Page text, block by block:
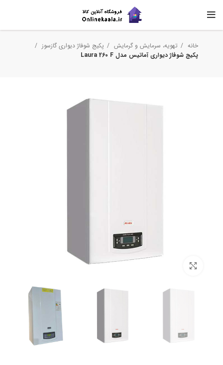
خانه تهویه، سرمایش و گرمایش
پکیج شوفاژ دیواری گازسوز
پکیج شوفاژ دیواری آماتیس مدل Laura 260 F